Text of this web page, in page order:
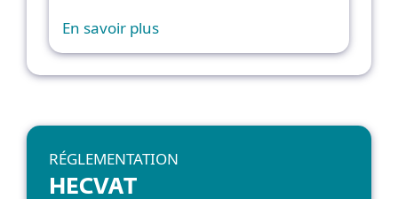
En savoir plus
RÉGLEMENTATION
HECVAT